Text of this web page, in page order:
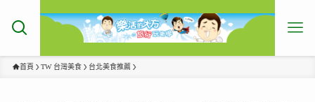
首頁 TW 台灣美食 台北美食推薦